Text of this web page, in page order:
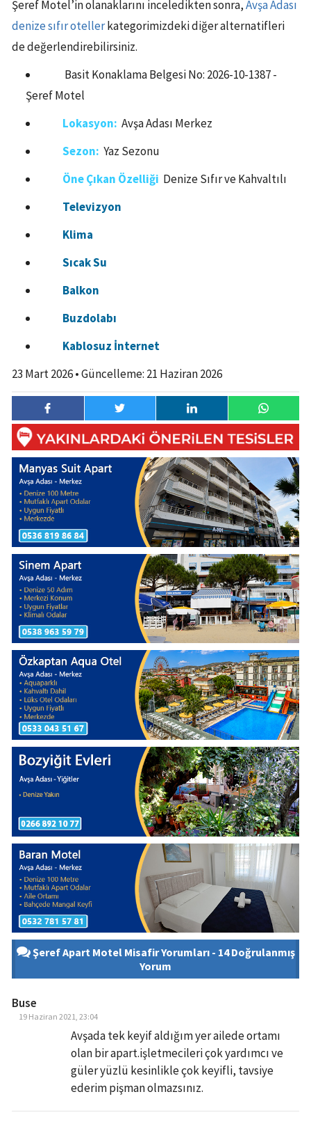
Şeref Motel’in olanaklarını inceledikten sonra,Avşa Adası
denize sıfır otellerkategorimizdeki diğer alternatifleri
de değerlendirebilirsiniz.
Basit Konaklama Belgesi No: 2026-10-1387 -
Şeref Motel
Lokasyon: Avşa Adası Merkez
Sezon: Yaz Sezonu
Öne Çıkan Özelliği Denize Sıfır ve Kahvaltılı
Televizyon
Klima
Sıcak Su
Balkon
Buzdolabı
Kablosuz İnternet
23 Mart 2026• Güncelleme: 21 Haziran 2026
Şeref Apart Motel Misafir Yorumları - 14 Doğrulanmış
Yorum
Buse
19 Haziran 2021, 23:04
Avşada tek keyif aldığım yer ailede ortamı
olan bir apart.işletmecileri çok yardımcı ve
güler yüzlü kesinlikle çok keyifli, tavsiye
ederim pişman olmazsınız.